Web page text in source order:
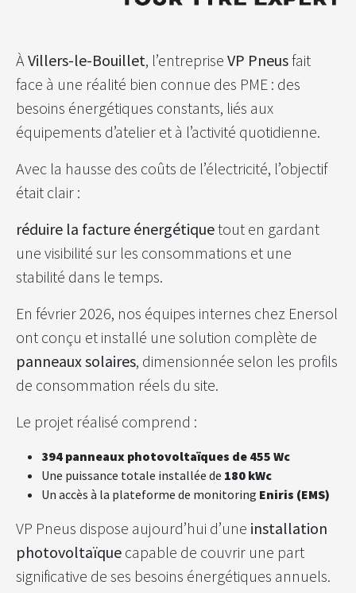
À Villers-le-Bouillet, l’entreprise VP Pneusfait
face à une réalité bien connue des PME : des
besoins énergétiques constants, liés aux
équipements d’atelier et à l’activité quotidienne.
Avec la hausse des coûts de l’électricité, l’objectif
était clair :
réduire la facture énergétiquetout en gardant
une visibilité sur les consommations et une
stabilité dans le temps.
En février 2026, nos équipes internes chez Enersol
ont conçu et installé une solution complète de
panneaux solaires, dimensionnée selon les profils
de consommation réels du site.
Le projet réalisé comprend :
394 panneaux photovoltaïques de 455 Wc
Une puissance totale installée de 180 kWc
Un accès à la plateforme de monitoring Eniris (EMS)
VP Pneus dispose aujourd’hui d’une installation
photovoltaïque capable de couvrir une part
significative de ses besoins énergétiques annuels.